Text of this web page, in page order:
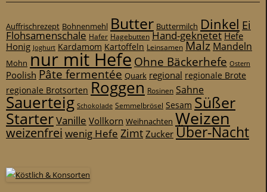
Auffrischrezept Bohnenmehl Butter Buttermilch Dinkel Ei
Flohsamenschale Hafer Hagebutten Hand-geknetet Hefe
Honig Joghurt Kardamom Kartoffeln Leinsamen Malz Mandeln
Mohn nur mit Hefe Ohne Bäckerhefe Ostern
Poolish Pâte fermentée Quark regional regionale Brote
regionale Brotsorten Roggen Rosinen Sahne
Sauerteig Schokolade Semmelbrösel Sesam Süßer
StarterVanille Vollkorn Weihnachten Weizen
weizenfrei wenig Hefe ZimtZuckerÜber-Nacht